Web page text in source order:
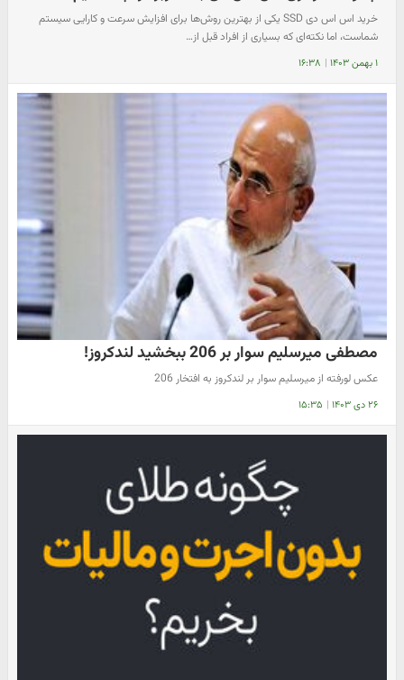
خرید اس اس دی SSD یکی از بهترین روش‌ها برای افزایش سرعت و کارایی سیستم
شماست، اما نکته‌ای که بسیاری از افراد قبل از…
۱ بهمن ۱۴۰۳ | ۱۶:۳۸
مصطفی میرسلیم سوار بر 206 ببخشید لندکروز!
عکس لورفته از میرسلیم سوار بر لندکروز به افتخار 206
۲۶ دی ۱۴۰۳ | ۱۵:۳۵